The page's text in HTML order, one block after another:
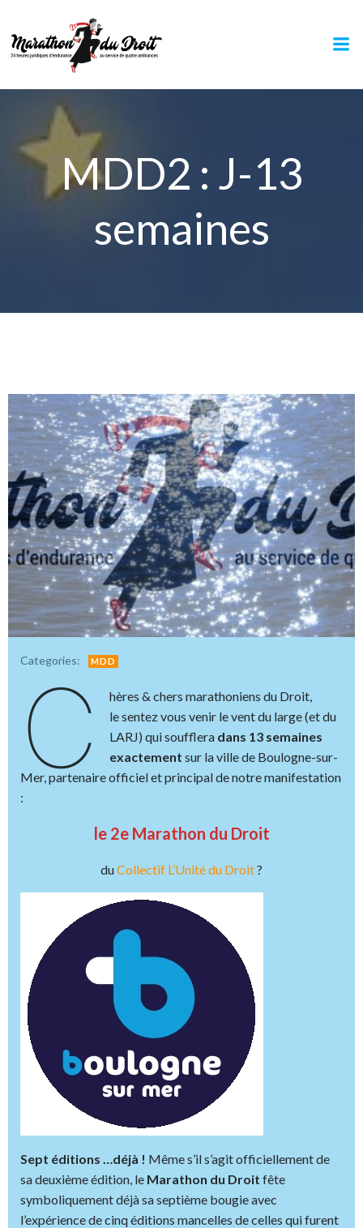
MDD2 : J-13
semaines
Categories: MDD
C
hères & chers marathoniens du Droit,
le sentez vous venir le vent du large (et du
LARJ) qui soufflera dans 13 semaines
exactement sur la ville de Boulogne-sur-
Mer, partenaire officiel et principal de notre manifestation
:
le 2e Marathon du Droit
duCollectif L’Unité du Droit?
Sept éditions …déjà ! Même s’il s’agit officiellement de
sa deuxième édition, le Marathon du Droit fête
symboliquement déjà sa septième bougie avec
l’expérience de cinq éditions mancelles de celles qui furent